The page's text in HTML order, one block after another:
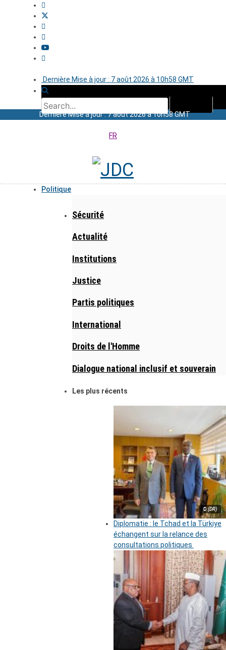
Dernière Mise à jour : 7 août 2026 à 10h58 GMT
Dernière Mise à jour : 7 août 2026 à 10h58 GMT
FR
Politique
Sécurité
Actualité
Institutions
Justice
Partis politiques
International
Droits de l'Homme
Dialogue national inclusif et souverain
Les plus récents
© (DR)
Diplomatie : le Tchad et la Türkiye
échangent sur la relance des
consultations politiques